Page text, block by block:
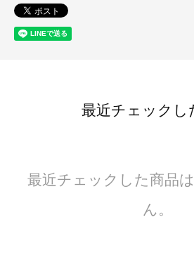
最近チェックし
最近チェックした商品
ん。